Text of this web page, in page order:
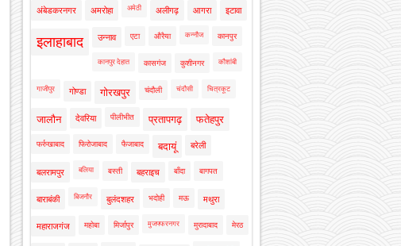
अंबेडकरनगर अमरोहा अमेठी अलीगढ़ आगरा इटावा
इलाहाबाद उन्नाव एटा औरैया कन्नौज कानपुर
कानपुर देहात कासगंज कुशीनगर कौशांबी
गाजीपुर गोण्डा गोरखपुर चंदौली चंदौसी चित्रकूट
जालौन देवरिया पीलीभीत प्रतापगढ़ फतेहपुर
फर्रुखाबाद फिरोजाबाद फैजाबाद बदायूं बरेली
बलरामपुर बलिया बस्ती बहराइच बाँदा बागपत
बाराबंकी बिजनौर बुलंदशहर भदोही मऊ मथुरा
महाराजगंज महोबा मिर्जापुर मुजफ्फरनगर मुरादाबाद मेरठ